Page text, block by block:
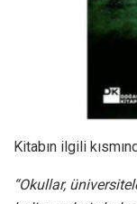
Kitabın ilgili
“Okullar,